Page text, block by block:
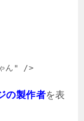
ん" />
の製作者を表